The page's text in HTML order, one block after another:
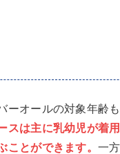
ーオールの対象年齢
スは主に乳幼児が着
ことができます。一